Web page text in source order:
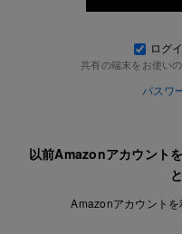
ログ
共有の端末をお使い
パスワ
以前Amazonアカウント
Amazonアカウントを